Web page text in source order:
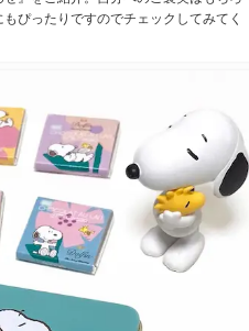
ぴったりですのでチェックしてみてく